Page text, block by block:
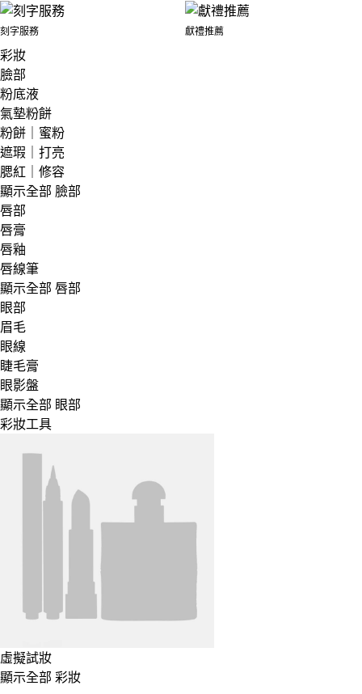
刻字服務 獻禮推薦
彩妝
臉部
粉底液
氣墊粉餅
粉餅｜蜜粉
遮瑕｜打亮
腮紅｜修容
顯示全部 臉部
唇部
唇膏
唇釉
唇線筆
顯示全部 唇部
眼部
眉毛
眼線
睫毛膏
眼影盤
顯示全部 眼部
彩妝工具
虛擬試妝
顯示全部 彩妝